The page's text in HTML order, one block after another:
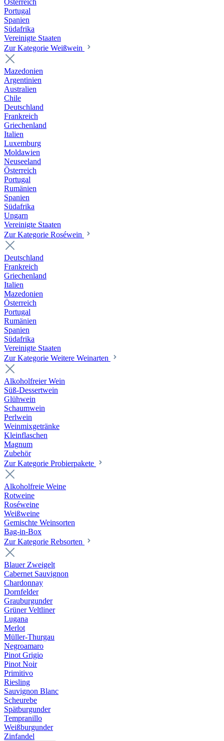
Portugal
Spanien
Südafrika
Vereinigte Staaten
Zur Kategorie Weißwein
Mazedonien
Argentinien
Australien
Chile
Deutschland
Frankreich
Griechenland
Italien
Luxemburg
Moldawien
Neuseeland
Österreich
Portugal
Rumänien
Spanien
Südafrika
Ungarn
Vereinigte Staaten
Zur Kategorie Roséwein
Deutschland
Frankreich
Griechenland
Italien
Mazedonien
Österreich
Portugal
Rumänien
Spanien
Südafrika
Vereinigte Staaten
Zur Kategorie Weitere Weinarten
Alkoholfreier Wein
Süß-Dessertwein
Glühwein
Schaumwein
Perlwein
Weinmixgetränke
Kleinflaschen
Magnum
Zubehör
Zur Kategorie Probierpakete
Alkoholfreie Weine
Rotweine
Roséweine
Weißweine
Gemischte Weinsorten
Bag-in-Box
Zur Kategorie Rebsorten
Blauer Zweigelt
Cabernet Sauvignon
Chardonnay
Dornfelder
Grauburgunder
Grüner Veltliner
Lugana
Merlot
Müller-Thurgau
Negroamaro
Pinot Grigio
Pinot Noir
Primitivo
Riesling
Sauvignon Blanc
Scheurebe
Spätburgunder
Tempranillo
Weißburgunder
Zinfandel